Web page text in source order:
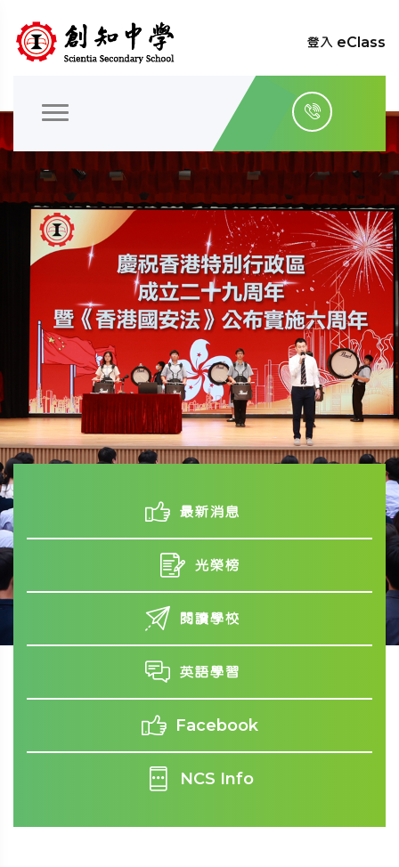
登入 eClass
最新消息
光榮榜
閱讀學校
英語學習
Facebook
NCS Info